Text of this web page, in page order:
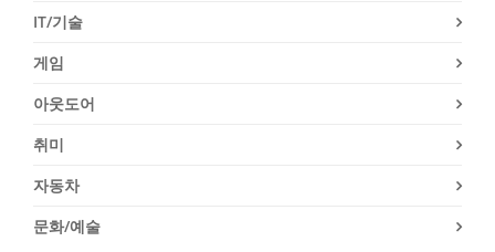
IT/기술
게임
아웃도어
취미
자동차
문화/예술